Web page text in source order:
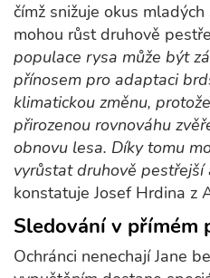
čímž snižuje okus
mohou růst druhově
populace rysa může být
přínosem pro adaptaci
klimatickou změnu,
přirozenou rovnováhu
obnovu lesa. Díky tomu
vyrůstat druhově pestřejší
konstatuje Josef Hrdina z
Sledování v přímém
Ochránci nenechají Jane